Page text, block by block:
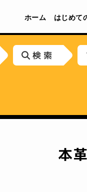
ホーム はじめて
検 索
本